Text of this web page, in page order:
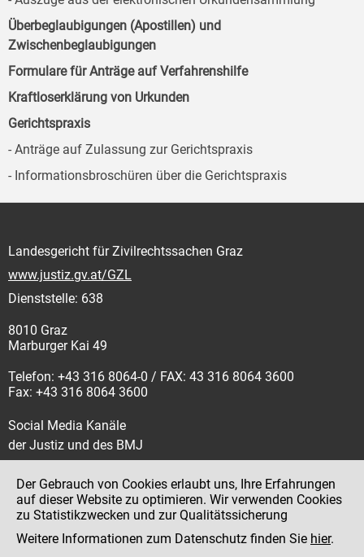
Überbeglaubigungen (Apostillen) und
Zwischenbeglaubigungen
Formulare für Anträge auf Verfahrenshilfe
Kraftloserklärung von Urkunden
Gerichtspraxis
- Anträge auf Zulassung zur Gerichtspraxis
- Informationsbroschüren über die Gerichtspraxis
Landesgericht für Zivilrechtssachen Graz
www.justiz.gv.at/GZL
Dienststelle: 638
8010 Graz
Marburger Kai 49
Telefon: +43 316 8064-0 / FAX: 43 316 8064 3600
Fax: +43 316 8064 3600
Social Media Kanäle
der Justiz und des BMJ
Impressum
Datenschutz
Der Gebrauch von Cookies erlaubt uns, Ihre Erfahrungen
auf dieser Website zu optimieren. Wir verwenden Cookies
zu Statistikzwecken und zur Qualitätssicherung
Weitere Informationen zum Datenschutz finden Sie hier.